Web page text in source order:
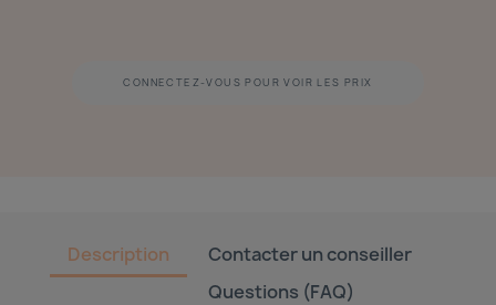
CONNECTEZ-VOUS POUR VOIR LES PRIX
Description
Contacter un conseiller
Questions (FAQ)